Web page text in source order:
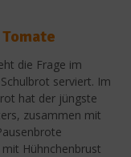
die Frage im
serviert. Im
hat der jüngste
zusammen mit
Hühnchenbrust